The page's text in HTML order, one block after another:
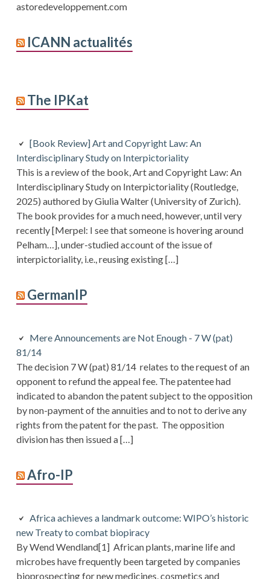
astoredeveloppement.com
ICANN actualités
The IPKat
[Book Review] Art and Copyright Law: An
Interdisciplinary Study on Interpictoriality
This is a review of the book, Art and Copyright Law: An
Interdisciplinary Study on Interpictoriality (Routledge,
2025) authored by Giulia Walter (University of Zurich).
The book provides for a much need, however, until very
recently [Merpel: I see that someone is hovering around
Pelham…], under-studied account of the issue of
interpictoriality, i.e., reusing existing […]
GermanIP
Mere Announcements are Not Enough - 7 W (pat)
81/14
The decision 7 W (pat) 81/14 relates to the request of an
opponent to refund the appeal fee. The patentee had
indicated to abandon the patent subject to the opposition
by non-payment of the annuities and to not to derive any
rights from the patent for the past. The opposition
division has then issued a […]
Afro-IP
Africa achieves a landmark outcome: WIPO’s historic
new Treaty to combat biopiracy
By Wend Wendland[1] African plants, marine life and
microbes have frequently been targeted by companies
bioprospecting for new medicines, cosmetics and